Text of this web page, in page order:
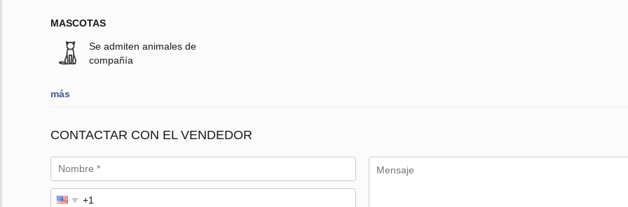
MASCOTAS
Se admiten animales de
compañía
más
CONTACTAR CON EL VENDEDOR